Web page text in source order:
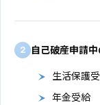
2 自己破産申請
生活保護
年金受給